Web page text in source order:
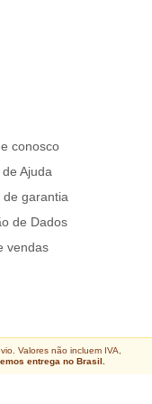
conosco
Ajuda
de garantia
de Dados
vendas
Valores não incluem IVA,
entrega no Brasil.